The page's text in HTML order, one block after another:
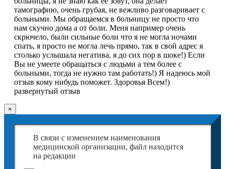
тамографию, очень грубая, не вежливо разговаривает с
больными. Мы обращаемся в больницу не просто что
нам скучно дома а от боли. Меня например очень
скрючело, были сильные боли что я не могла ночами
спать, я просто не могла лечь прямо, так в свой адрес я
столько услышала негатива, я до сих пор в шоке!) Если
Вы не умеете обращаться с людьми а тем более с
больными, тогда не нужно там работать!) Я надеюсь мой
отзыв кому нибудь поможет. Здоровья Всем!)
развернутый отзыв
×
В связи с изменением наименования
медицинской организации, файл находится
на редакции